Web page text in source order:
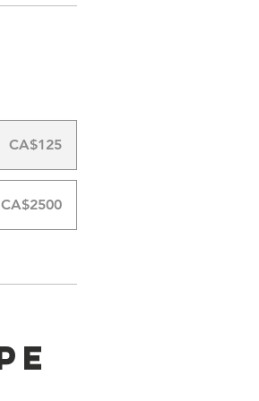
CA$125
CA$2500